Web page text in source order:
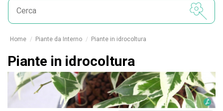
Home Piante da Interno Piante in idrocoltura
Piante in idrocoltura